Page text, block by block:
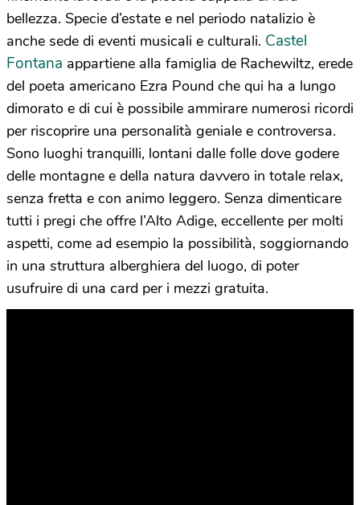
bellezza. Specie d’estate e nel periodo natalizio è
anche sede di eventi musicali e culturali. Castel
Fontana appartiene alla famiglia de Rachewiltz, erede
del poeta americano Ezra Pound che qui ha a lungo
dimorato e di cui è possibile ammirare numerosi ricordi
per riscoprire una personalità geniale e controversa.
Sono luoghi tranquilli, lontani dalle folle dove godere
delle montagne e della natura davvero in totale relax,
senza fretta e con animo leggero. Senza dimenticare
tutti i pregi che offre l’Alto Adige, eccellente per molti
aspetti, come ad esempio la possibilità, soggiornando
in una struttura alberghiera del luogo, di poter
usufruire di una card per i mezzi gratuita.